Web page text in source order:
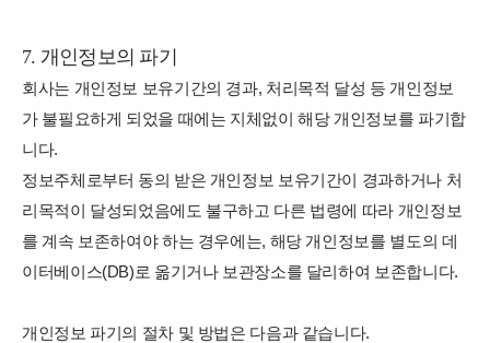
7. 개인정보의 파기
회사는 개인정보 보유기간의 경과, 처리목적 달성 등 개인정보
가 불필요하게 되었을 때에는 지체없이 해당 개인정보를 파기합
니다.
정보주체로부터 동의 받은 개인정보 보유기간이 경과하거나 처
리목적이 달성되었음에도 불구하고 다른 법령에 따라 개인정보
를 계속 보존하여야 하는 경우에는, 해당 개인정보를 별도의 데
이터베이스(DB)로 옮기거나 보관장소를 달리하여 보존합니다.
개인정보 파기의 절차 및 방법은 다음과 같습니다.